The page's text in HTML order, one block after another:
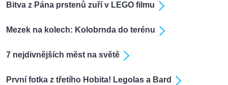
Bitva z Pána prstenů zuří v LEGO filmu
Mezek na kolech: Kolobrnda do terénu
7 nejdivnějších měst na světě
První fotka z třetího Hobita! Legolas a Bard